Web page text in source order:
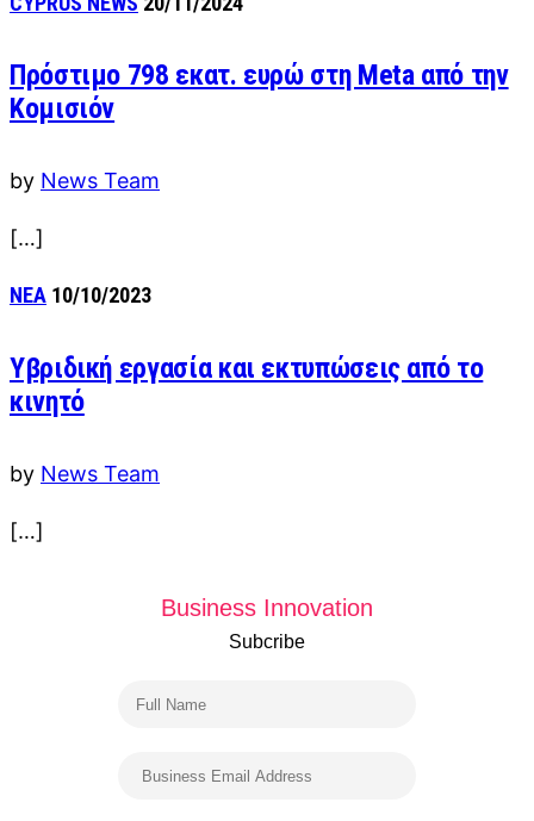
Πρόστιμο 798 εκατ. ευρώ στη Meta από την
Κομισιόν
by News Team
[…]
ΝΕΑ 10/10/2023
Υβριδική εργασία και εκτυπώσεις από το
κινητό
by News Team
[…]
Business Innovation
Subcribe